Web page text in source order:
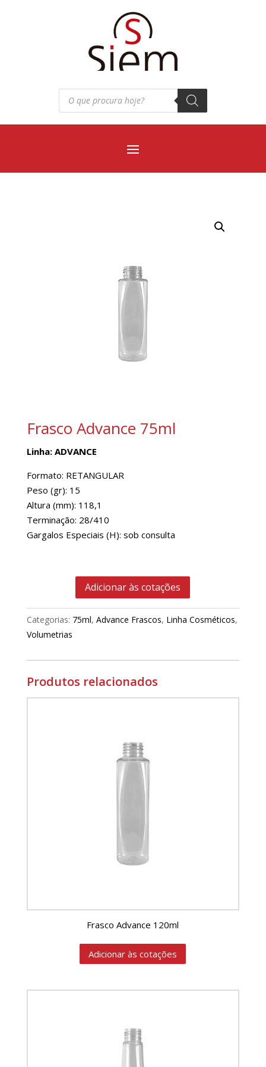
Pesquisar
produtos
Frasco Advance 75ml
Linha: ADVANCE
Formato: RETANGULAR
Peso (gr): 15
Altura (mm): 118,1
Terminação: 28/410
Gargalos Especiais (H): sob consulta
Adicionar às cotações
Categorias: 75ml, Advance Frascos, Linha Cosméticos,
Volumetrias
Produtos relacionados
Frasco Advance 120ml
Adicionar às cotações